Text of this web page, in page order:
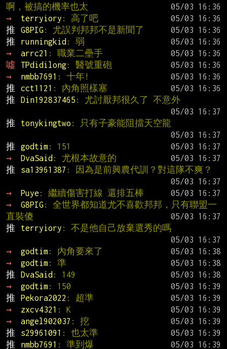
啊，被搞的機率也太
→
terryiory : 高了吧
推
G8PIG: 尤誤判邦邦不是新聞了
推
runningkid : 弱
→
arrc21 : 職業二壘手
噓
TPdidilong: 醫號重砲
→
nmbb7691 : 十年!
推
cct1121 : 內角照樣塞
推
Din192837465 : 尤討厭邦很久了 不意外
推
tonykingtwo : 只有子豪能阻擋天空龍
推
godtim: 151
→
DvaSaid : 尤根本故意的
推
sa13961387 : 因為是前興農代訓？對這隊不爽？
→
Puye : 繼續傷害打線 還排五棒
→
G8PIG: 全世界都知道尤不喜歡邦邦，只有聯盟一
直裝傻
推
terryiory : 不是他自己放棄選秀的嗎
→
godtim: 內角要來了
→
godtim: 準
推
DvaSaid : 149
→
godtim: 150
推
Pekora2022 : 超準
→
zxcv4321 : K
→
angel902037 : 挖
推
s29961091 : 也太準
推
nmbb7691 : 準到爆